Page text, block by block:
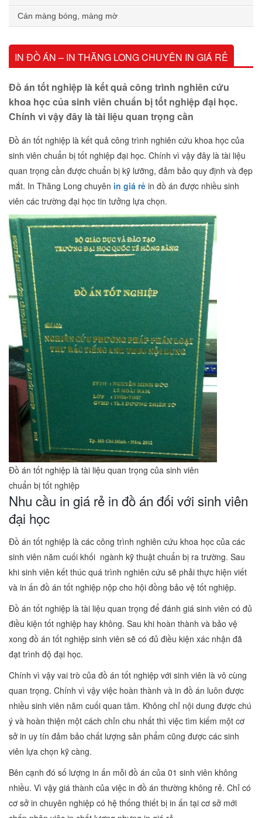
Cán màng bóng, màng mờ
IN ĐỒ ÁN – IN THĂNG LONG CHUYÊN IN GIÁ RẺ
Đồ án tốt nghiệp là kết quả công trình nghiên cứu
khoa học của sinh viên chuẩn bị tốt nghiệp đại học.
Chính vì vậy đây là tài liệu quan trọng cần
Đồ án tốt nghiệp là kết quả công trình nghiên cứu khoa học của
sinh viên chuẩn bị tốt nghiệp đại học. Chính vì vậy đây là tài liệu
quan trọng cần được chuẩn bị kỹ lưỡng, đảm bảo quy định và đẹp
mắt. In Thăng Long chuyên in giá rẻ in đồ án được nhiều sinh
viên các trường đại học tin tưởng lựa chọn.
Đồ án tốt nghiệp là tài liệu quan trọng của sinh viên
chuẩn bị tốt nghiệp
Nhu cầu in giá rẻ in đồ án đối với sinh viên
đại học
Đồ án tốt nghiệp là các công trình nghiên cứu khoa học của các
sinh viên năm cuối khối ngành kỹ thuật chuẩn bị ra trường. Sau
khi sinh viên kết thúc quá trình nghiên cứu sẽ phải thực hiện viết
và in ấn đồ án tốt nghiệp nộp cho hội đồng bảo vệ tốt nghiệp.
Đồ án tốt nghiệp là tài liệu quan trọng để đánh giá sinh viên có đủ
điều kiện tốt nghiệp hay không. Sau khi hoàn thành và bảo vệ
xong đồ án tốt nghiệp sinh viên sẽ có đủ điều kiện xác nhận đã
đạt trình độ đại học.
Chính vì vậy vai trò của đồ án tốt nghiệp với sinh viên là vô cùng
quan trọng. Chính vì vậy việc hoàn thành và in đồ án luôn được
nhiều sinh viên năm cuối quan tâm. Không chỉ nội dung được chú
ý và hoàn thiện một cách chỉn chu nhất thì việc tìm kiếm một cơ
sở in uy tín đảm bảo chất lượng sản phẩm cũng được các sinh
viên lựa chọn kỹ càng.
Bên cạnh đó số lượng in ấn mỗi đồ án của 01 sinh viên không
nhiều. Vì vậy giá thành của việc in đồ án thường không rẻ. Chỉ có
cơ sở in chuyên nghiệp có hệ thống thiết bị in ấn tại cơ sở mới